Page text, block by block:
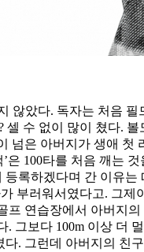
않았다. 독자는 처음 필
셀 수 없이 많이 쳤다. 볼
넘은 아버지가 생애 첫
’은 100타를 처음 깨는
등록하겠다며 간 이유는
가 부러워서였다고. 그제
프 연습장에서 아버지
. 그보다 100m 이상 더
다. 그런데 아버지의 친